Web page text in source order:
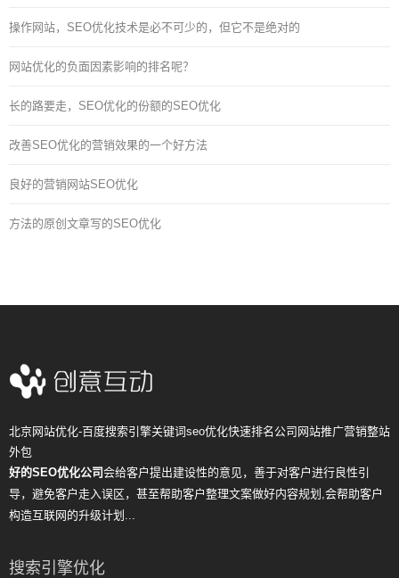
操作网站，SEO优化技术是必不可少的，但它不是绝对的
网站优化的负面因素影响的排名呢？
长的路要走，SEO优化的份额的SEO优化
改善SEO优化的营销效果的一个好方法
良好的营销网站SEO优化
方法的原创文章写的SEO优化
北京网站优化-百度搜索引擎关键词seo优化快速排名公司网站推广营销整站
外包
好的SEO优化公司会给客户提出建设性的意见，善于对客户进行良性引
导，避免客户走入误区，甚至帮助客户整理文案做好内容规划,会帮助客户
构造互联网的升级计划...
搜索引擎优化